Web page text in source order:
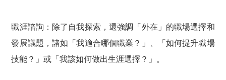
職涯諮詢： 除了自我探索，還強調「外在」的職場選擇和
發展議題，諸如「我適合哪個職業？」、「如何提升職場
技能？」或「我該如何做出生涯選擇？」。